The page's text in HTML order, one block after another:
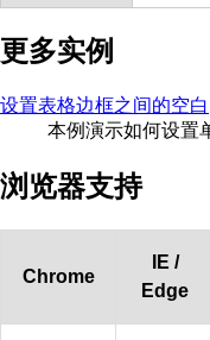
更多实例
设置表格边框之间的空白
本例演示如何设置
浏览器支持
Chrome
IE /
Edge